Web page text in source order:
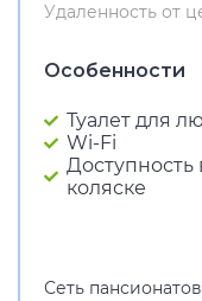
Удаленность от
Особенности
Туалет для
Wi-Fi
Доступность
коляске
Сеть